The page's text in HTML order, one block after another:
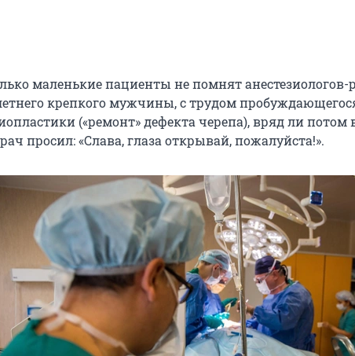
маленькие пациенты не помнят
крепкого мужчины, с трудом
(«ремонт» дефекта черепа), вряд ли
просил: «Слава, глаза открывай, пожалуйста!».